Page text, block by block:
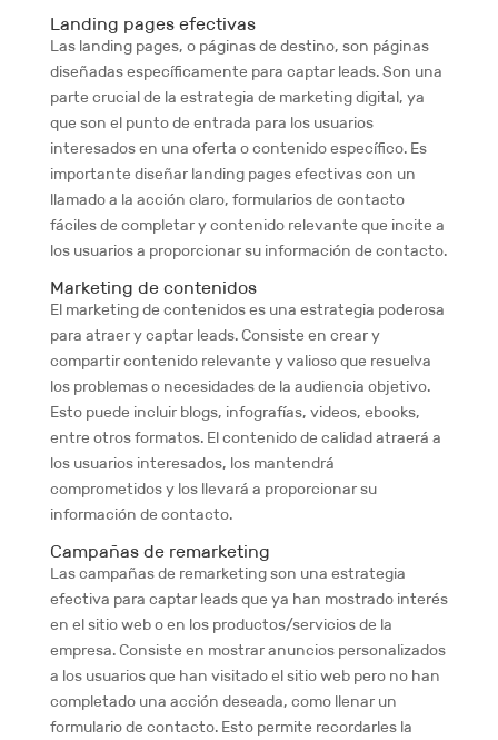
Landing pages efectivas
Las landing pages, o páginas de destino, son páginas
diseñadas específicamente para captar leads. Son una
parte crucial de la estrategia de marketing digital, ya
que son el punto de entrada para los usuarios
interesados en una oferta o contenido específico. Es
importante diseñar landing pages efectivas con un
llamado a la acción claro, formularios de contacto
fáciles de completar y contenido relevante que incite a
los usuarios a proporcionar su información de contacto.
Marketing de contenidos
El marketing de contenidos es una estrategia poderosa
para atraer y captar leads. Consiste en crear y
compartir contenido relevante y valioso que resuelva
los problemas o necesidades de la audiencia objetivo.
Esto puede incluir blogs, infografías, videos, ebooks,
entre otros formatos. El contenido de calidad atraerá a
los usuarios interesados, los mantendrá
comprometidos y los llevará a proporcionar su
información de contacto.
Campañas de remarketing
Las campañas de remarketing son una estrategia
efectiva para captar leads que ya han mostrado interés
en el sitio web o en los productos/servicios de la
empresa. Consiste en mostrar anuncios personalizados
a los usuarios que han visitado el sitio web pero no han
completado una acción deseada, como llenar un
formulario de contacto. Esto permite recordarles la